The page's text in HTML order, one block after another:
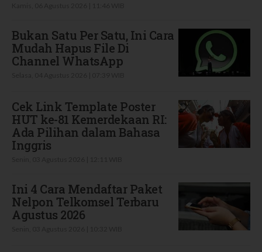
Bukan Satu Per Satu, Ini Cara
Mudah Hapus File Di
Channel WhatsApp
Cek Link Template Poster
HUT ke-81 Kemerdekaan RI:
Ada Pilihan dalam Bahasa
Inggris
Ini 4 Cara Mendaftar Paket
Nelpon Telkomsel Terbaru
Agustus 2026